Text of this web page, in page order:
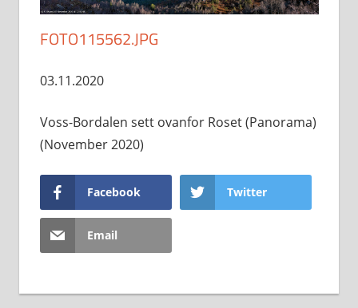
FOTO115562.JPG
03.11.2020
Voss-Bordalen sett ovanfor Roset (Panorama)
(November 2020)
Facebook Twitter
Email